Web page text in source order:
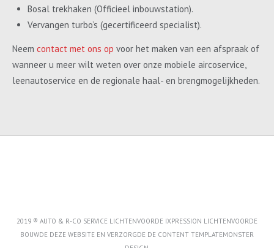
Bosal trekhaken (Officieel inbouwstation).
Vervangen turbo’s (gecertificeerd specialist).
Neem contact met ons op voor het maken van een afspraak of
wanneer u meer wilt weten over onze mobiele aircoservice,
leenautoservice en de regionale haal- en brengmogelijkheden.
2019 ® AUTO & R-CO SERVICE LICHTENVOORDE IXPRESSION LICHTENVOORDE
BOUWDE DEZE WEBSITE EN VERZORGDE DE CONTENT TEMPLATEMONSTER